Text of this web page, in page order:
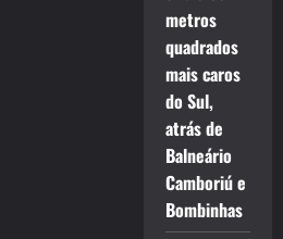
metros
quadrados
mais caros
do Sul,
atrás de
Balneário
Camboriú e
Bombinhas